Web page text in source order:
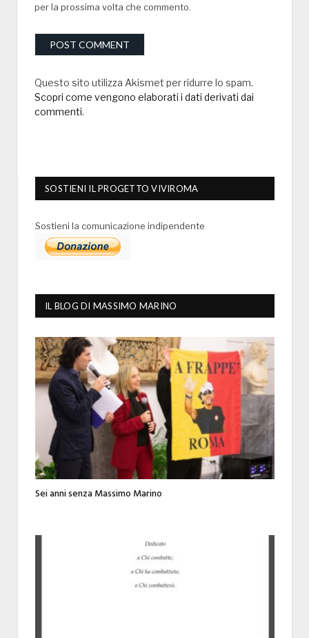
per la prossima volta che commento.
Questo sito utilizza Akismet per ridurre lo spam.
Scopri come vengono elaborati i dati derivati dai
commenti.
SOSTIENI IL PROGETTO VIVIROMA
Sostieni la comunicazione indipendente
IL BLOG DI MASSIMO MARINO
Sei anni senza Massimo Marino